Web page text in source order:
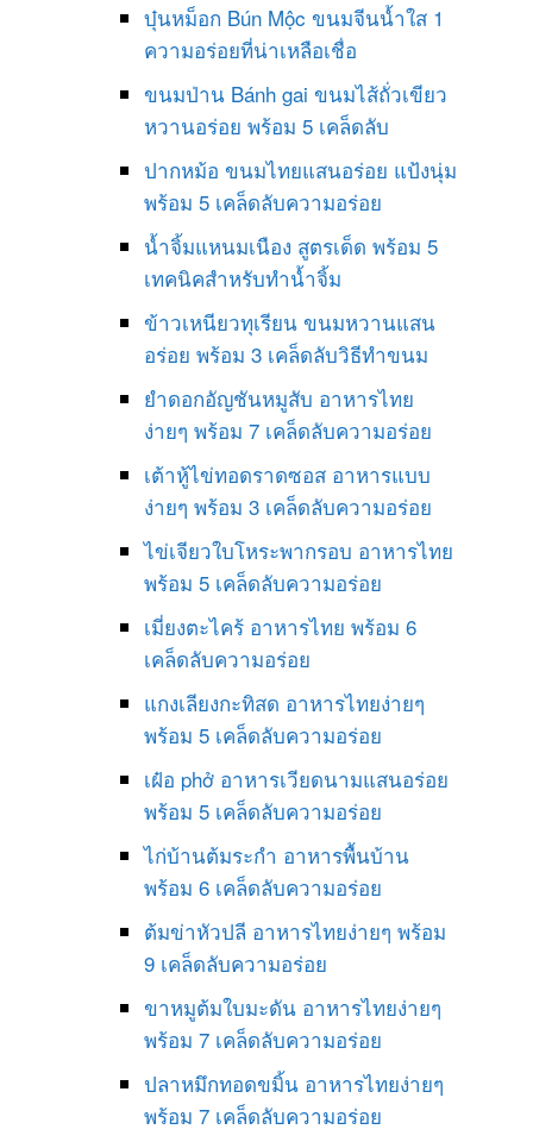
บุ๋นหม็อก Bún Mộc ขนมจีนน้ำใส 1
ความอร่อยที่น่าเหลือเชื่อ
ขนมป่าน Bánh gai ขนมไส้ถั่วเขียว
หวานอร่อย พร้อม 5 เคล็ดลับ
ปากหม้อ ขนมไทยแสนอร่อย แป้งนุ่ม
พร้อม 5 เคล็ดลับความอร่อย
น้ำจิ้มแหนมเนือง สูตรเด็ด พร้อม 5
เทคนิคสำหรับทำน้ำจิ้ม
ข้าวเหนียวทุเรียน ขนมหวานแสน
อร่อย พร้อม 3 เคล็ดลับวิธีทำขนม
ยำดอกอัญชันหมูสับ อาหารไทย
ง่ายๆ พร้อม 7 เคล็ดลับความอร่อย
เต้าหู้ไข่ทอดราดซอส อาหารแบบ
ง่ายๆ พร้อม 3 เคล็ดลับความอร่อย
ไข่เจียวใบโหระพากรอบ อาหารไทย
พร้อม 5 เคล็ดลับความอร่อย
เมี่ยงตะไคร้ อาหารไทย พร้อม 6
เคล็ดลับความอร่อย
แกงเลียงกะทิสด อาหารไทยง่ายๆ
พร้อม 5 เคล็ดลับความอร่อย
เฝ๋อ phở อาหารเวียดนามแสนอร่อย
พร้อม 5 เคล็ดลับความอร่อย
ไก่บ้านต้มระกำ อาหารพื้นบ้าน
พร้อม 6 เคล็ดลับความอร่อย
ต้มข่าหัวปลี อาหารไทยง่ายๆ พร้อม
9 เคล็ดลับความอร่อย
ขาหมูต้มใบมะดัน อาหารไทยง่ายๆ
พร้อม 7 เคล็ดลับความอร่อย
ปลาหมึกทอดขมิ้น อาหารไทยง่ายๆ
พร้อม 7 เคล็ดลับความอร่อย